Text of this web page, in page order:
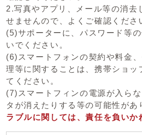
2.写真やアプリ、メール等の消去
せませんので、よくご確認くださ
(5)サポーターに、パスワード等
いでください。
(6)スマートフォンの契約や料金
理等に関することは、携帯ショッ
てください。
(7)スマートフィンの電源が入ら
タが消えたりする等の可能性があ
ラブルに関しては、責任を負いか